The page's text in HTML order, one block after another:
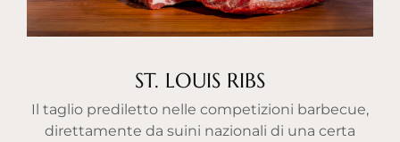
ST. LOUIS RIBS
Il taglio prediletto nelle competizioni barbecue,
direttamente da suini nazionali di una certa